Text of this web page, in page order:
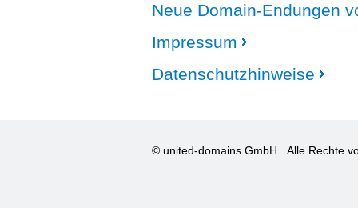
Neue Domain-Endungen
Impressum
Datenschutzhinweise
© united-domains GmbH. Alle Rechte